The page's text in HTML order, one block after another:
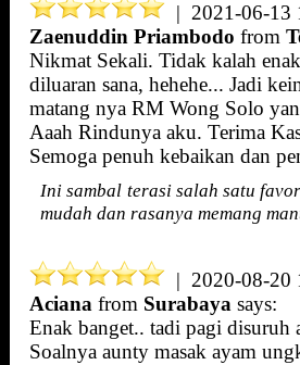
| 2021-06-13
Zaenuddin Priambodo from
Nikmat Sekali. Tidak kalah
diluaran sana, hehehe... Jadi
matang nya RM Wong Solo
Aaah Rindunya aku. Terima
Semoga penuh kebaikan dan
Ini sambal terasi salah satu
mudah dan rasanya memang
| 2020-08-20
Aciana from Surabaya says:
Enak banget.. tadi pagi disuruh
Soalnya aunty masak ayam